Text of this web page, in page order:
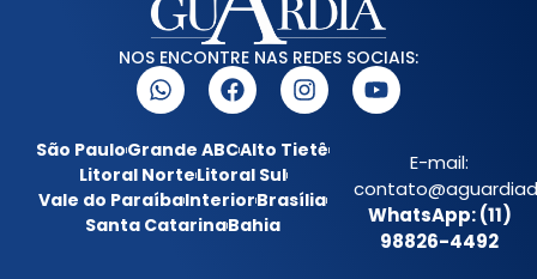
NOS ENCONTRE NAS REDES SOCIAIS:
São PauloGrande ABCAlto Tietê
Litoral NorteLitoral Sul
Vale do ParaíbaInteriorBrasília
Santa CatarinaBahia
E-mail:
WhatsApp: (11)
98826-4492